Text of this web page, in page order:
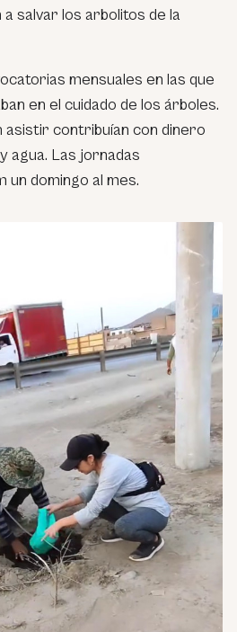
salvar los arbolitos de la
mensuales en las que
en el cuidado de los árboles.
asistir contribuían con dinero
agua. Las jornadas
un domingo al mes.